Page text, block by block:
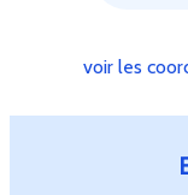
voir les